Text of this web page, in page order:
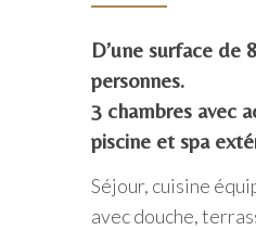
D’une surface de
personnes.
3 chambres avec
piscine et spa
Séjour, cuisine
avec douche,